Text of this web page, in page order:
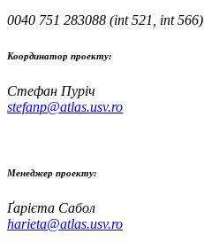
0040 751 283088 (int 521, int 566)
Координатор проекту:
Стефан Пуріч
stefanp@atlas.usv.ro
Менеджер проекту:
Ґарієта Сабол
harieta@atlas.usv.ro